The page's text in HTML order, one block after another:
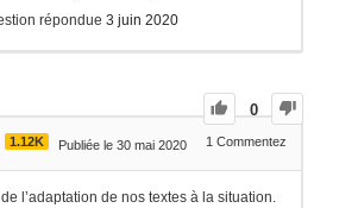
répondue 3 juin 2020
0
1.12K Publiée le 30 mai 2020 1 Commentez
l’adaptation de nos textes à la situation.